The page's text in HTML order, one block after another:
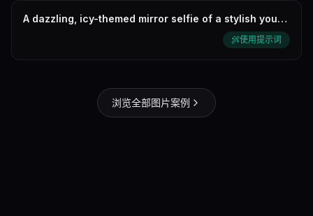
A dazzling, icy-themed mirror selfie of a stylish young
使用提示词
浏览全部图片案例